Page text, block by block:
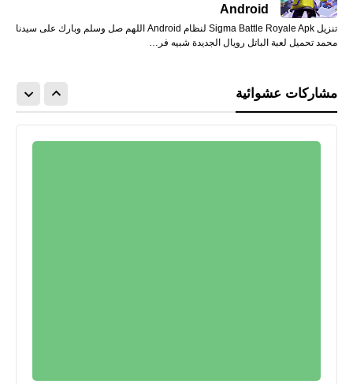
Android
تنزيل Sigma Battle Royale Apk لنظام Android اللهم صل وسلم وبارك على سيدنا
محمد تحميل لعبة الباتل رويال الجديدة شبيه فر…
مشاركات عشوائية